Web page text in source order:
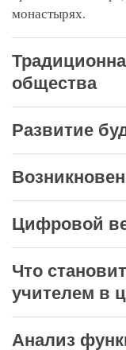
монастырях.
общества
Развитие
Цифровой
Что
учителем в
Анализ